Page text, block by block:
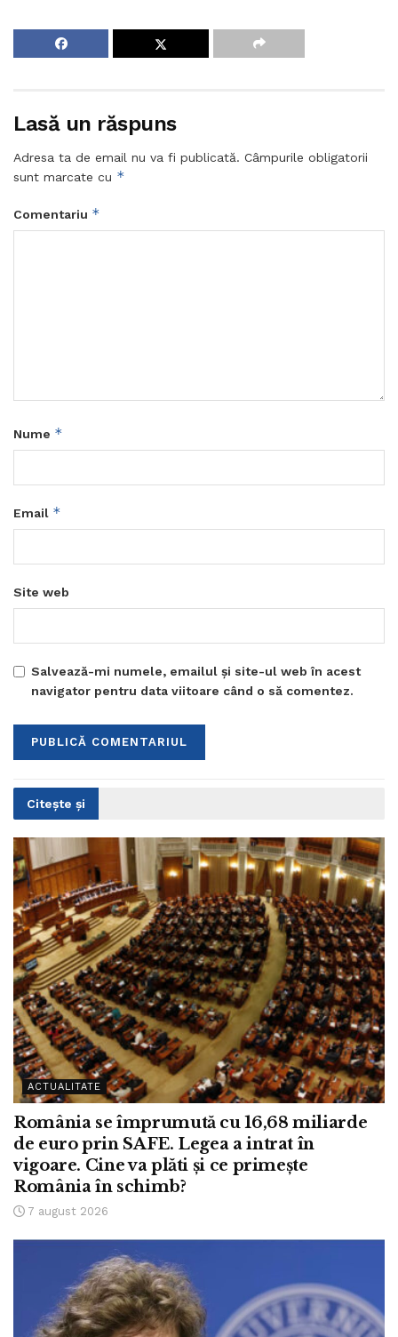
Lasă un răspuns
Adresa ta de email nu va fi publicată. Câmpurile obligatorii
sunt marcate cu *
Comentariu *
Nume *
Email *
Site web
Salvează-mi numele, emailul și site-ul web în acest
navigator pentru data viitoare când o să comentez.
Citește și
ACTUALITATE
România se împrumută cu 16,68 miliarde
de euro prin SAFE. Legea a intrat în
vigoare. Cine va plăti și ce primește
România în schimb?
7 august 2026